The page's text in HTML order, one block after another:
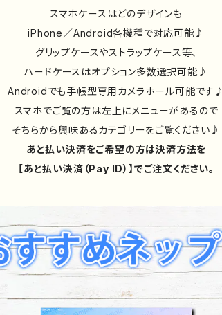
スマホケースはどのデザインも
iPhone／Android各機種で対応可能♪
グリップケースやストラップケース等、
ハードケースはオプション多数選択可能♪
Androidでも手帳型専用カメラホール可能です♪
スマホでご覧の方は左上にメニューがあるので
そちらから興味あるカテゴリーをご覧ください♪
あと払い決済をご希望の方は決済方法を
【あと払い決済（Pay ID）】でご注文ください。